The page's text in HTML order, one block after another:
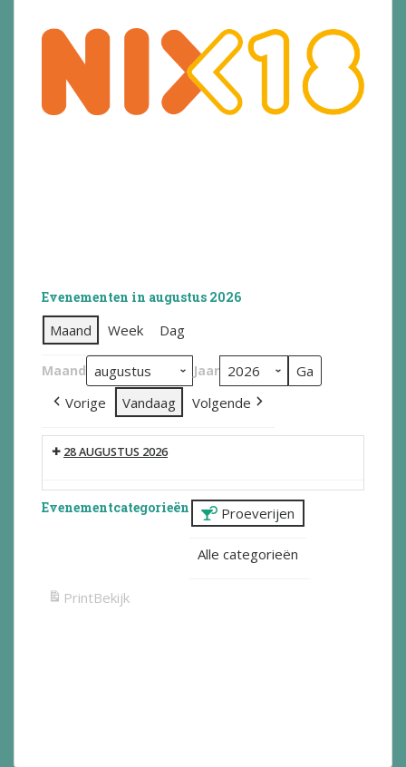
Evenementen in augustus 2026
Maand Week Dag
Maand Jaar
Vorige Vandaag Volgende
28 AUGUSTUS 2026
Evenementcategorieën Proeverijen
Alle categorieën
PrintBekijk